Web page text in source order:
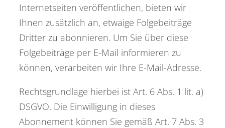
Internetseiten veröffentlichen, bieten wir
Ihnen zusätzlich an, etwaige Folgebeiträge
Dritter zu abonnieren. Um Sie über diese
Folgebeiträge per E-Mail informieren zu
können, verarbeiten wir Ihre E-Mail-Adresse.
Rechtsgrundlage hierbei ist Art. 6 Abs. 1 lit. a)
DSGVO. Die Einwilligung in dieses
Abonnement können Sie gemäß Art. 7 Abs. 3